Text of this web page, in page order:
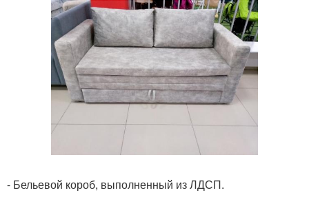
- Бельевой короб, выполненный из ЛДСП.